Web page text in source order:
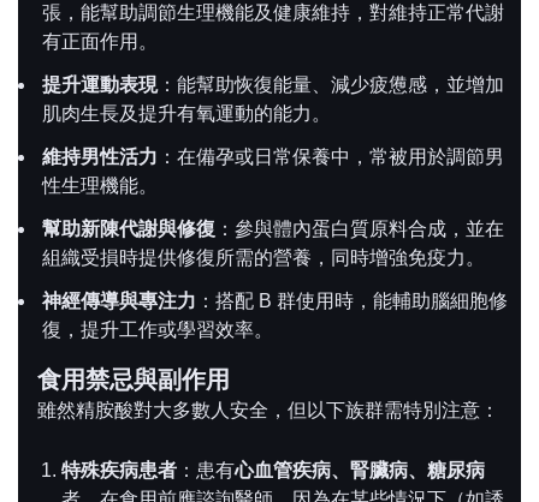
張，能幫助調節生理機能及健康維持，對維持正常代謝
有正面作用。
提升運動表現：能幫助恢復能量、減少疲憊感，並增加
肌肉生長及提升有氧運動的能力。
維持男性活力 ：在備孕或日常保養中，常被用於調節男
性生理機能。
幫助新陳代謝與修復 ：參與體內蛋白質原料合成，並在
組織受損時提供修復所需的營養，同時增強免疫力。
神經傳導與專注力 ：搭配 B 群使用時，能輔助腦細胞修
復，提升工作或學習效率。
食用禁忌與副作用
雖然精胺酸對大多數人安全，但以下族群需特別注意：
特殊疾病患者 ：患有心血管疾病、腎臟病、糖尿病